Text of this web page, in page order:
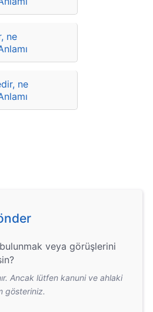
ne
ne
veya görüşlerini
Ancak lütfen kanuni ve ahlaki
gösteriniz.